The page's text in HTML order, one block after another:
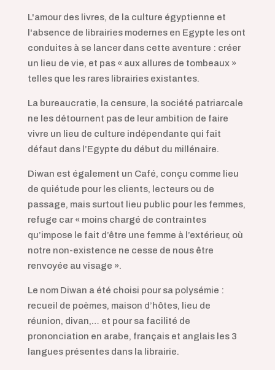
L'amour des livres, de la culture égyptienne et
l'absence de librairies modernes en Egypte les ont
conduites à se lancer dans cette aventure : créer
un lieu de vie, et pas « aux allures de tombeaux »
telles que les rares librairies existantes.
La bureaucratie, la censure, la société patriarcale
ne les détournent pas de leur ambition de faire
vivre un lieu de culture indépendante qui fait
défaut dans l’Egypte du début du millénaire.
Diwan est également un Café, conçu comme lieu
de quiétude pour les clients, lecteurs ou de
passage, mais surtout lieu public pour les femmes,
refuge car « moins chargé de contraintes
qu’impose le fait d’être une femme à l’extérieur, où
notre non-existence ne cesse de nous être
renvoyée au visage ».
Le nom Diwan a été choisi pour sa polysémie :
recueil de poèmes, maison d’hôtes, lieu de
réunion, divan,… et pour sa facilité de
prononciation en arabe, français et anglais les 3
langues présentes dans la librairie.